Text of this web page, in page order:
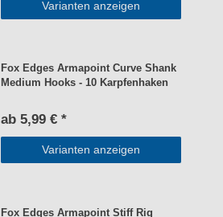
Varianten anzeigen
Fox Edges Armapoint Curve Shank
Medium Hooks - 10 Karpfenhaken
ab 5,99 € *
Varianten anzeigen
Fox Edges Armapoint Stiff Rig